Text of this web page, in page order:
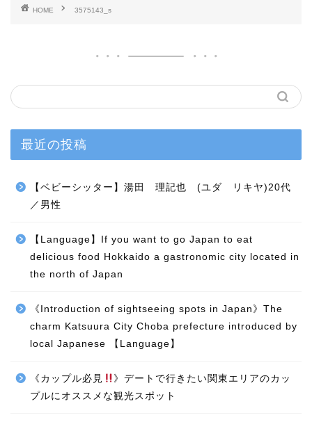
HOME 3575143_s
最近の投稿
【ベビーシッター】湯田 理記也 (ユダ リキヤ)20代
／男性
【Language】If you want to go Japan to eat
delicious food Hokkaido a gastronomic city located in
the north of Japan
《Introduction of sightseeing spots in Japan》The
charm Katsuura City Choba prefecture introduced by
local Japanese 【Language】
《カップル必見
》デートで行きたい関東エリアのカッ
プルにオススメな観光スポット